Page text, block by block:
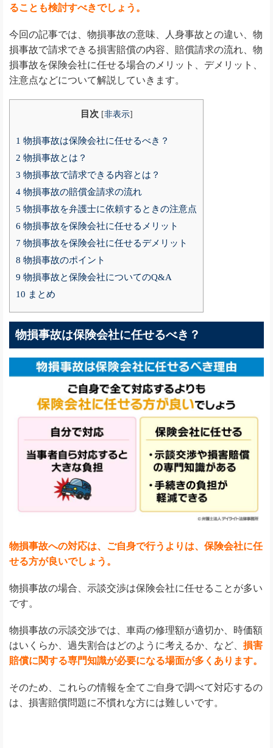
ることも検討すべきでしょう。
今回の記事では、物損事故の意味、人身事故との違い、物
損事故で請求できる損害賠償の内容、賠償請求の流れ、物
損事故を保険会社に任せる場合のメリット、デメリット、
注意点などについて解説していきます。
目次 [非表示]
1 物損事故は保険会社に任せるべき？
2 物損事故とは？
3 物損事故で請求できる内容とは？
4 物損事故の賠償金請求の流れ
5 物損事故を弁護士に依頼するときの注意点
6 物損事故を保険会社に任せるメリット
7 物損事故を保険会社に任せるデメリット
8 物損事故のポイント
9 物損事故と保険会社についてのQ&A
10 まとめ
物損事故は保険会社に任せるべき？
物損事故への対応は、ご自身で行うよりは、保険会社に任
せる方が良いでしょう。
物損事故の場合、示談交渉は保険会社に任せることが多い
です。
物損事故の示談交渉では、車両の修理額が適切か、時価額
はいくらか、過失割合はどのように考えるか、など、 損害
賠償に関する専門知識が必要になる場面が多くあります。
そのため、これらの情報を全てご自身で調べて対応するの
は、損害賠償問題に不慣れな方には難しいです。